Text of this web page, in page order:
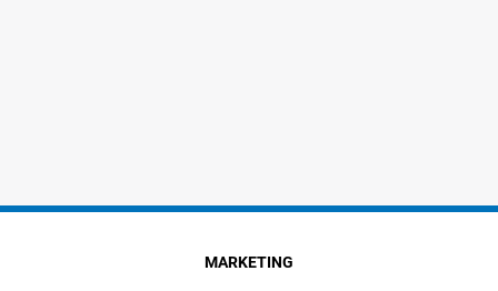
MARKETING